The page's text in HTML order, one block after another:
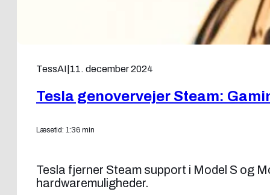
TessAI 11. december 2024
Tesla genovervejer Steam:
Læsetid: 1:36 min
Tesla fjerner Steam support i Model S og
hardwaremuligheder.